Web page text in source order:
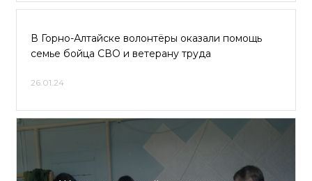
В Горно-Алтайске волонтёры оказали помощь
семье бойца СВО и ветерану труда
26.01.24